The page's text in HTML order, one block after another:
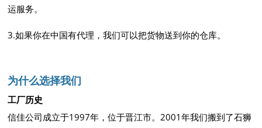
运服务。
3.如果你在中国有代理，我们可以把货物送到你的仓库。
为什么选择我们
工厂历史
信佳公司成立于1997年，位于晋江市。2001年我们搬到了石狮